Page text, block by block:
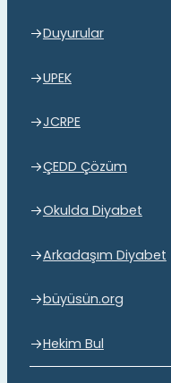
Duyurular
UPEK
JCRPE
ÇEDD Çözüm
Okulda Diyabet
Arkadaşım Diyabet
büyüsün.org
Hekim Bul